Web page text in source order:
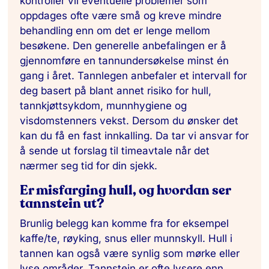
oppdages ofte være små og kreve mindre
behandling enn om det er lenge mellom
besøkene. Den generelle anbefalingen er å
gjennomføre en tannundersøkelse minst én
gang i året. Tannlegen anbefaler et intervall for
deg basert på blant annet risiko for hull,
tannkjøttsykdom, munnhygiene og
visdomstenners vekst. Dersom du ønsker det
kan du få en fast innkalling. Da tar vi ansvar for
å sende ut forslag til timeavtale når det
nærmer seg tid for din sjekk.
Er misfarging hull, og hvordan ser
tannstein ut?
Brunlig belegg kan komme fra for eksempel
kaffe/te, røyking, snus eller munnskyll. Hull i
tannen kan også være synlig som mørke eller